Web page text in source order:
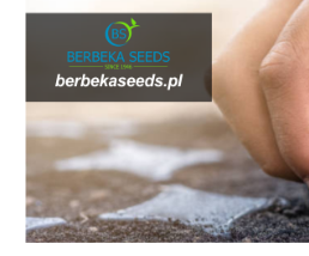
Wyszukiwarka
produktów